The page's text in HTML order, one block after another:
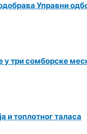
Управни
три сомборске
и топлотног таласа